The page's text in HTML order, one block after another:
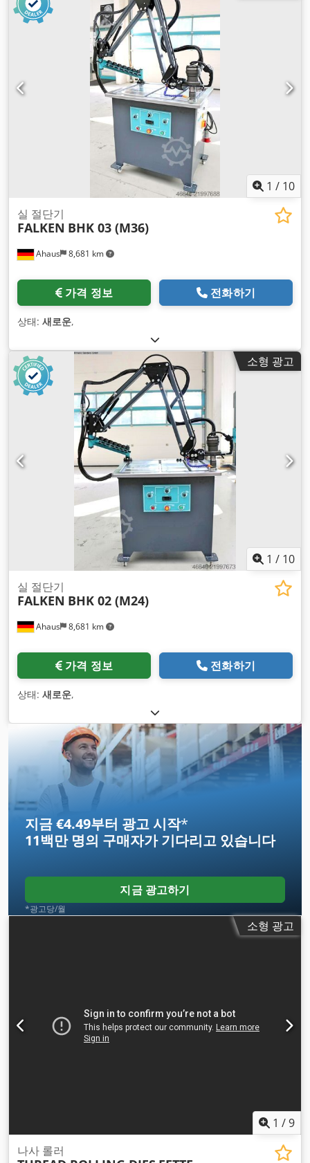
1 / 10
Ahaus 8,681 km
실 절단기
FALKEN BHK 03 (M36)
가격 정보 전화하기
상태: 새로운,
소형 광고
1 / 10
Ahaus 8,681 km
실 절단기
FALKEN BHK 02 (M24)
가격 정보 전화하기
상태: 새로운,
지금 €4.49부터 광고 시작*
11백만 명의 구매자가 기다리고 있습니다
지금 광고하기
*광고당/월
소형 광고
1 /9
나사 롤러